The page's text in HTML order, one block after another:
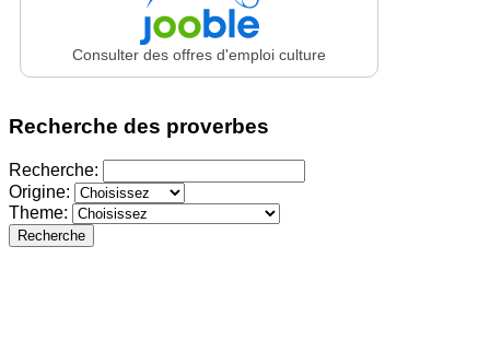
Consulter des offres d'emploi culture
Recherche des proverbes
Recherche:
Origine:
Theme:
Recherche